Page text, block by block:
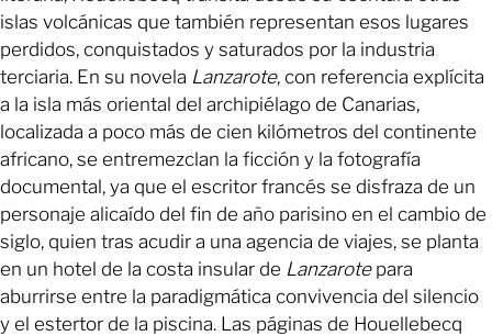
islas volcánicas que también representan esos lugares
perdidos, conquistados y saturados por la industria
terciaria. En su novela Lanzarote, con referencia explícita
a la isla más oriental del archipiélago de Canarias,
localizada a poco más de cien kilómetros del continente
africano, se entremezclan la ficción y la fotografía
documental, ya que el escritor francés se disfraza de un
personaje alicaído del fin de año parisino en el cambio de
siglo, quien tras acudir a una agencia de viajes, se planta
en un hotel de la costa insular de Lanzarotepara
aburrirse entre la paradigmática convivencia del silencio
y el estertor de la piscina. Las páginas de Houellebecq